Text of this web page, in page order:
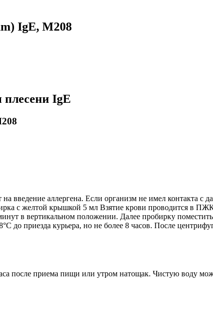
IgE, M208
IgE
введение аллергена. Если организм не имел контакта с
с желтой крышкой 5 мл Взятие крови проводится в
в вертикальном положении. Далее пробирку
до приезда курьера, но не более 8 часов. После
после приема пищи или утром натощак. Чистую воду